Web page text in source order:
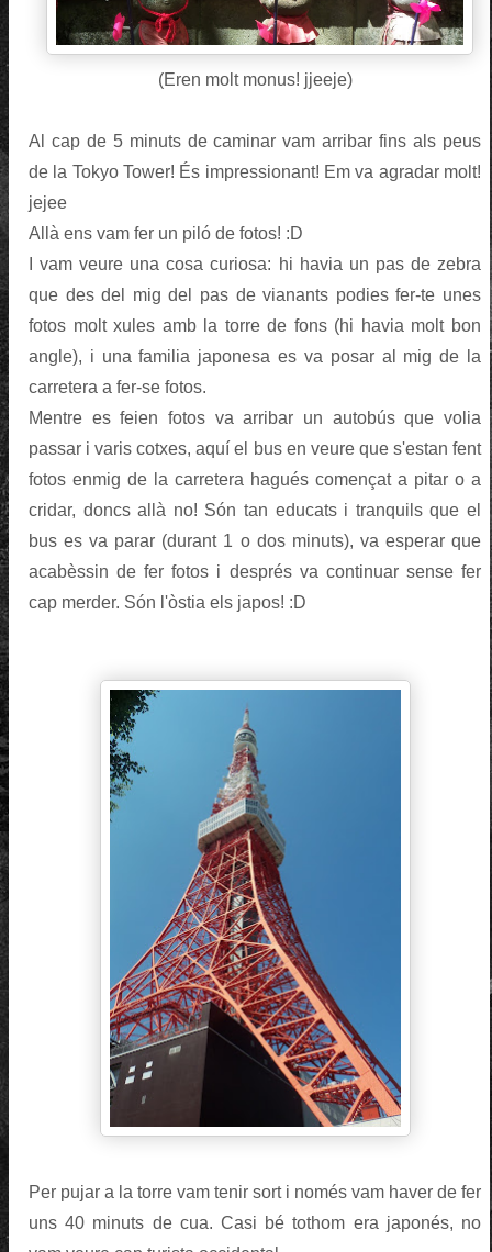
(Eren molt monus! jjeeje)
Al cap de 5 minuts de caminar vam arribar fins als peus
de la Tokyo Tower! És impressionant! Em va agradar molt!
jejee
Allà ens vam fer un piló de fotos! :D
I vam veure una cosa curiosa: hi havia un pas de zebra
que des del mig del pas de vianants podies fer-te unes
fotos molt xules amb la torre de fons (hi havia molt bon
angle), i una familia japonesa es va posar al mig de la
carretera a fer-se fotos.
Mentre es feien fotos va arribar un autobús que volia
passar i varis cotxes, aquí el bus en veure que s'estan fent
fotos enmig de la carretera hagués començat a pitar o a
cridar, doncs allà no! Són tan educats i tranquils que el
bus es va parar (durant 1 o dos minuts), va esperar que
acabèssin de fer fotos i després va continuar sense fer
cap merder. Són l'òstia els japos! :D
Per pujar a la torre vam tenir sort i només vam haver de fer
uns 40 minuts de cua. Casi bé tothom era japonés, no